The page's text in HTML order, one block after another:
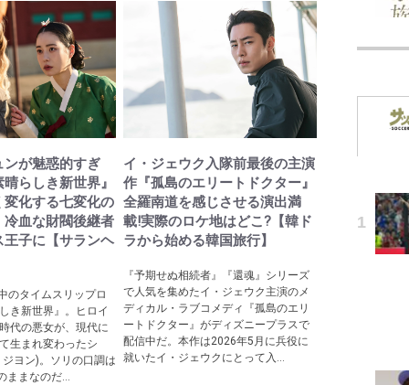
ンが魅惑的すぎ
らしき新世界』
変化する七変化の
冷血な財閥後継者
王子に【サランヘ
のタイムスリップロ
き新世界』。ヒロイ
代の悪女が、現代に
生まれ変わったシ
ヨン)。ソリの口調は
ままなのだ...
イ・ジェウク入隊前最後の主演
作『孤島のエリートドクター』
全羅南道を感じさせる演出満
載!実際のロケ地はどこ?【韓ド
ラから始める韓国旅行】
『予期せぬ相続者』『還魂』シリーズ
で人気を集めたイ・ジェウク主演のメ
ディカル・ラブコメディ『孤島のエリ
ートドクター』がディズニープラスで
配信中だ。本作は2026年5月に兵役に
就いたイ・ジェウクにとって入...